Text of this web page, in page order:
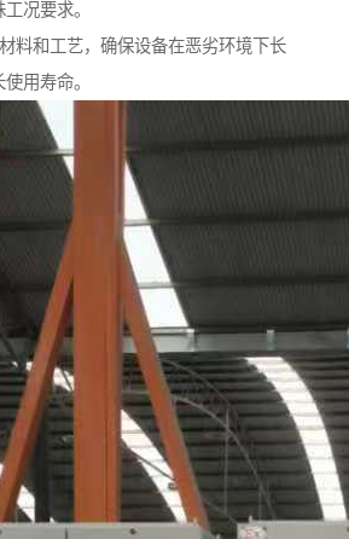
况要求。
料和工艺，确保设备在恶劣环境下长
用寿命。